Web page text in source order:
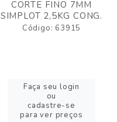
CORTE FINO 7MM
SIMPLOT 2,5KG CONG.
Código: 63915
Faça seu login
ou
cadastre-se
para ver preços